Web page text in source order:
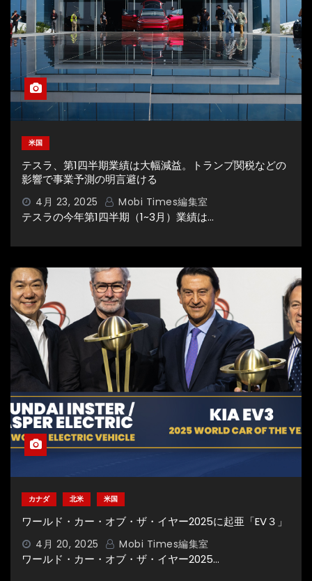
米国
テスラ、第1四半期業績は大幅減益。トランプ関税などの
影響で事業予測の明言避ける
4月 23, 2025 Mobi Times編集室
テスラの今年第1四半期（1~3月）業績は…
カナダ 北米 米国
ワールド・カー・オブ・ザ・イヤー2025に起亜「EV３」
4月 20, 2025 Mobi Times編集室
ワールド・カー・オブ・ザ・イヤー2025…